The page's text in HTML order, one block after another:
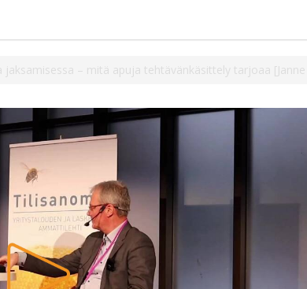
jaksamisessa – mitä apuja tehtävänkäsittely tarjoaa